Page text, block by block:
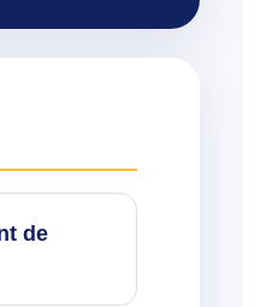
de